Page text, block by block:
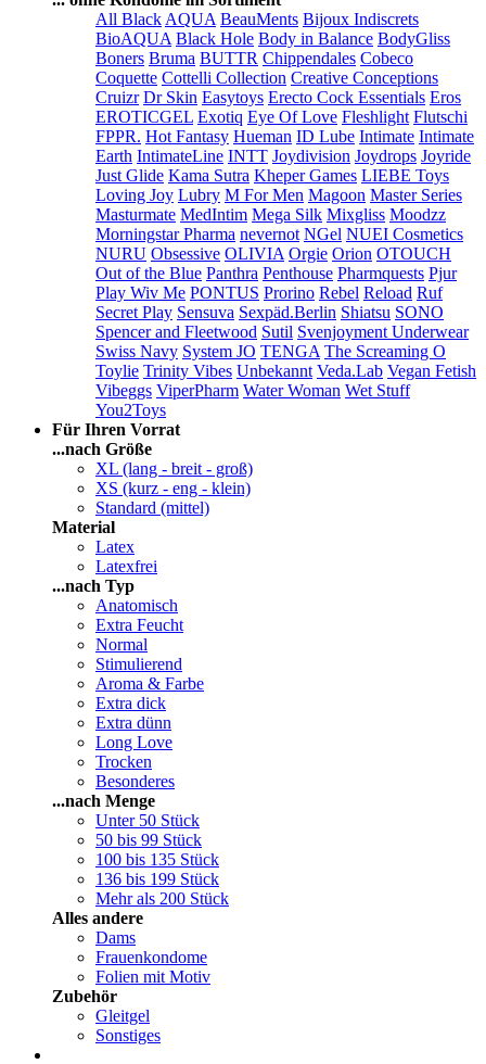
All Black AQUA BeauMents Bijoux Indiscrets
BioAQUA Black Hole Body in Balance BodyGliss
Boners Bruma BUTTR Chippendales Cobeco
Coquette Cottelli Collection Creative Conceptions
Cruizr Dr Skin Easytoys Erecto Cock Essentials Eros
EROTICGEL Exotiq Eye Of Love Fleshlight Flutschi
FPPR. Hot Fantasy Hueman ID Lube Intimate Intimate
Earth IntimateLine INTT Joydivision Joydrops Joyride
Just Glide Kama Sutra Kheper Games LIEBE Toys
Loving Joy Lubry M For Men Magoon Master Series
Masturmate MedIntim Mega Silk Mixgliss Moodzz
Morningstar Pharma nevernot NGel NUEI Cosmetics
NURU Obsessive OLIVIA Orgie Orion OTOUCH
Out of the Blue Panthra Penthouse Pharmquests Pjur
Play Wiv Me PONTUS Prorino Rebel Reload Ruf
Secret Play Sensuva Sexpäd.Berlin Shiatsu SONO
Spencer and Fleetwood Sutil Svenjoyment Underwear
Swiss Navy System JO TENGA The Screaming O
Toylie Trinity Vibes Unbekannt Veda.Lab Vegan Fetish
Vibeggs ViperPharm Water Woman Wet Stuff
You2Toys
Für Ihren Vorrat
...nach Größe
XL (lang - breit - groß)
XS (kurz - eng - klein)
Standard (mittel)
Material
Latex
Latexfrei
...nach Typ
Anatomisch
Extra Feucht
Normal
Stimulierend
Aroma & Farbe
Extra dick
Extra dünn
Long Love
Trocken
Besonderes
...nach Menge
Unter 50 Stück
50 bis 99 Stück
100 bis 135 Stück
136 bis 199 Stück
Mehr als 200 Stück
Alles andere
Dams
Frauenkondome
Folien mit Motiv
Zubehör
Gleitgel
Sonstiges